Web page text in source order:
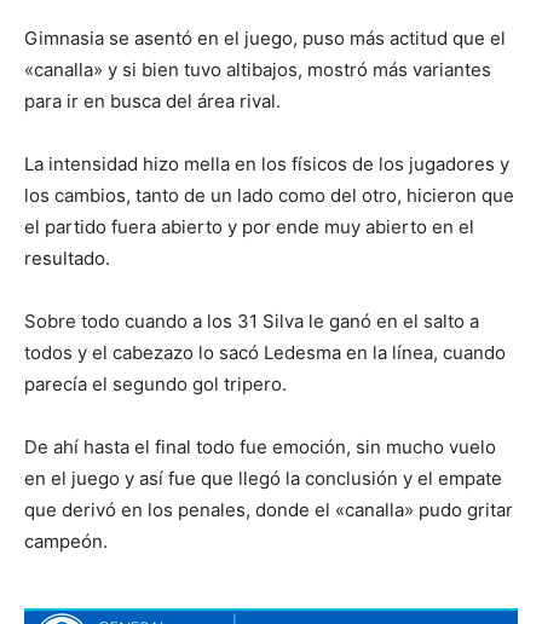
Gimnasia se asentó en el juego, puso más actitud que el
«canalla» y si bien tuvo altibajos, mostró más variantes
para ir en busca del área rival.
La intensidad hizo mella en los físicos de los jugadores y
los cambios, tanto de un lado como del otro, hicieron que
el partido fuera abierto y por ende muy abierto en el
resultado.
Sobre todo cuando a los 31 Silva le ganó en el salto a
todos y el cabezazo lo sacó Ledesma en la línea, cuando
parecía el segundo gol tripero.
De ahí hasta el final todo fue emoción, sin mucho vuelo
en el juego y así fue que llegó la conclusión y el empate
que derivó en los penales, donde el «canalla» pudo gritar
campeón.